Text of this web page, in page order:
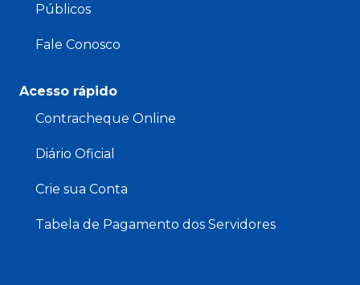
Públicos
Fale Conosco
Acesso rápido
Contracheque Online
Diário Oficial
Crie sua Conta
Tabela de Pagamento dos Servidores